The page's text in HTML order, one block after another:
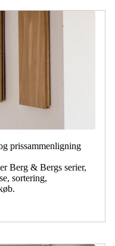
prissammenligning
Berg & Bergs serier,
sortering,